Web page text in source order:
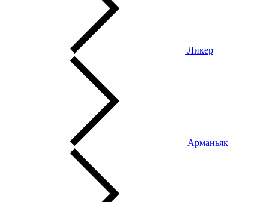
Ликер
Арманьяк